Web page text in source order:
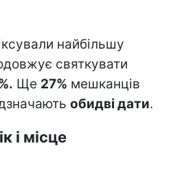
найбільшу
святкувати
Ще 27% мешканців
обидві дати.
і місце